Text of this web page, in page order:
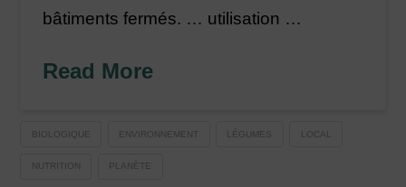
bâtiments fermés. … utilisation …
Read More
BIOLOGIQUE ENVIRONNEMENT LÉGUMES LOCAL
NUTRITION PLANÈTE